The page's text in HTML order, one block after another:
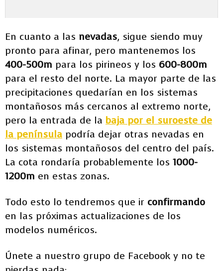
En cuanto a las nevadas, sigue siendo muy
pronto para afinar, pero mantenemos los
400-500m para los pirineos y los 600-800m
para el resto del norte. La mayor parte de las
precipitaciones quedarían en los sistemas
montañosos más cercanos al extremo norte,
pero la entrada de la baja por el suroeste de
la península podría dejar otras nevadas en
los sistemas montañosos del centro del país.
La cota rondaría probablemente los 1000-
1200m en estas zonas.
Todo esto lo tendremos que ir confirmando
en las próximas actualizaciones de los
modelos numéricos.
Únete a nuestro grupo de Facebook y no te